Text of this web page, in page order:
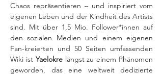
Chaos repräsentieren – und inspiriert vom
eigenen Leben und der Kindheit des Artists
sind. Mit über 1,5 Mio. Follower*innen auf
den sozialen Medien und einem eigenen
Fan-kreierten und 50 Seiten umfassenden
Wiki ist Yaelokre längst zu einem Phänomen
geworden, das eine weltweit dedizierte